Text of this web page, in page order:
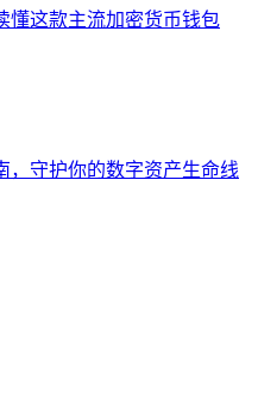
懂这款主流加密货币钱包
，守护你的数字资产生命线